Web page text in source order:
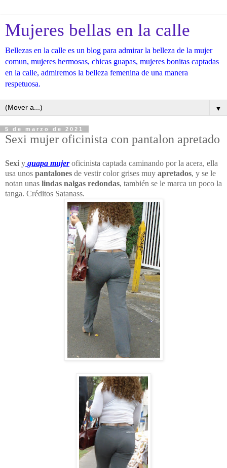
Mujeres bellas en la calle
Bellezas en la calle es un blog para admirar la belleza de la mujer
comun, mujeres hermosas, chicas guapas, mujeres bonitas captadas
en la calle, admiremos la belleza femenina de una manera
respetuosa.
▼
5 de marzo de 2021
Sexi mujer oficinista con pantalon apretado
Sexi y guapa mujeroficinista captada caminando por la acera, ella
usa unos pantalones de vestir color grises muy apretados, y se le
notan unas lindas nalgas redondas, también se le marca un poco la
tanga. Créditos Satanass.